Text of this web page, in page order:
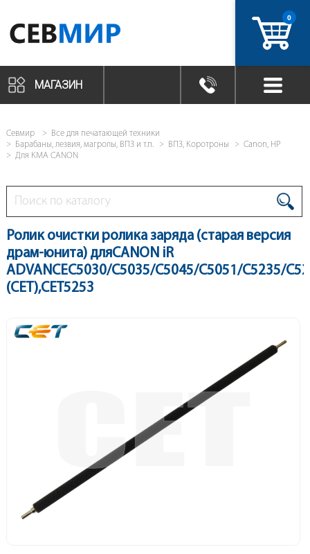
0
МАГАЗИН
Севмир
Все для печатающей техники
Барабаны, лезвия, магролы, ВПЗ и т.п.
ВПЗ, Коротроны
Canon, HP
Для КМА CANON
Ролик очистки ролика заряда (старая версия
драм-юнита) дляCANON iR
ADVANCEC5030/C5035/C5045/C5051/C5235/
(CET),CET5253